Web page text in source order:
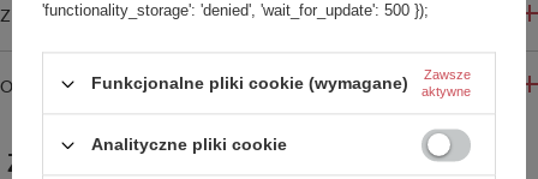
ZADAJ PYTANIE
OPINIE
ZABIERZ JESZCZE :)
'functionality_storage': 'denied', 'wait_for_update': 500 });
Funkcjonalne pliki cookie (wymagane)
Zawsze
aktywne
Analityczne pliki cookie